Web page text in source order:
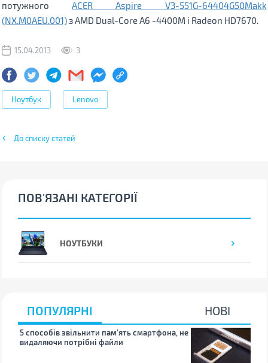
потужного ACER Aspire V3-551G-64404G50Makk
(NX.M0AEU.001)з AMD Dual-Core A6 -4400M і Radeon HD7670.
15.04.2013 3
Ноутбук Lenovo
До списку статей
ПОВ'ЯЗАНІ КАТЕГОРІЇ
НОУТБУКИ
ПОПУЛЯРНІ НОВІ
5 способів звільнити пам’ять смартфона, не
видаляючи потрібні файли